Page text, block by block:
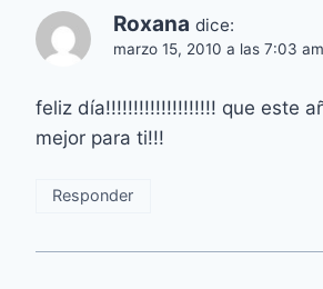
Roxana dice:
marzo 15, 2010 a las 7:03 am
feliz día!!!!!!!!!!!!!!!!!!!! que este
mejor para ti!!!
Responder